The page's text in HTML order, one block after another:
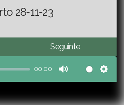
28-11-23
Seguinte
00:00
Mute